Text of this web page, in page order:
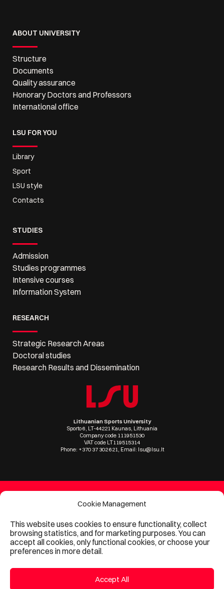
Cookie Management
This website uses cookies to ensure functionality, collect
browsing statistics, and for marketing purposes. You can
accept all cookies, only functional cookies, or choose your
preferences in more detail.
Accept All
ABOUT UNIVERSITY
Structure
Documents
Quality assurance
Honorary Doctors and Professors
International office
LSU FOR YOU
Library
Sport
LSU style
Contacts
STUDIES
Admission
Studies programmes
Intensive courses
Information System
RESEARCH
Strategic Research Areas
Doctoral studies
Research Results and Dissemination
Lithuanian Sports University
Sporto 6, LT-44221 Kaunas, Lithuania
Company code 111951530
VAT code LT119515314
Phone: +370 37 302 621, Email: lsu@lsu.lt
© 2024, Lithuanian Sports University
Protection of personal data /